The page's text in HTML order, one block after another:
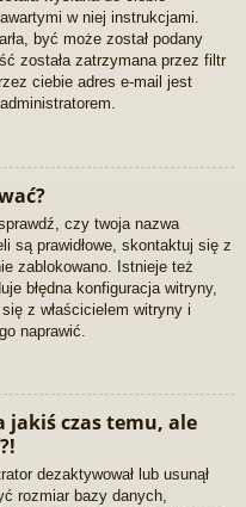
w niej instrukcjami.
być może został podany
została zatrzymana przez filtr
ciebie adres e-mail jest
czy twoja nazwa
są prawidłowe, skontaktuj się z
zablokowano. Istnieje też
błędna konfiguracja witryny,
z właścicielem witryny i
naprawić.
jakiś czas temu, ale
dezaktywował lub usunął
rozmiar bazy danych,